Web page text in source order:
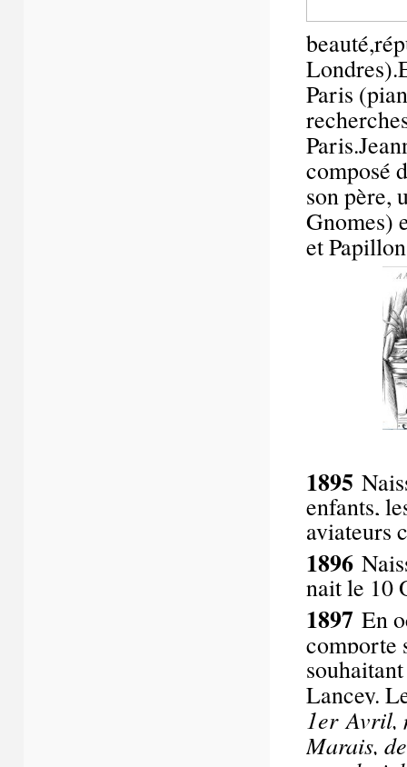
Paris
composé
son père,
Gnomes)
et
1895
enfants,
aviateurs
1896
nait le 10
1897 En
comporte
Lancey.
1erAvril,
Marais,